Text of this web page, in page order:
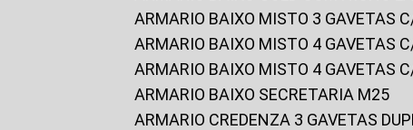
ARMARIO BAIXO MISTO 3 GAVETAS
ARMARIO BAIXO MISTO 4
ARMARIO BAIXO MISTO 4
ARMARIO BAIXO SECRETARIA M25
ARMARIO CREDENZA 3 GAVETAS